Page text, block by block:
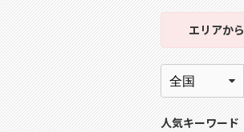
エリアか
人気キーワード